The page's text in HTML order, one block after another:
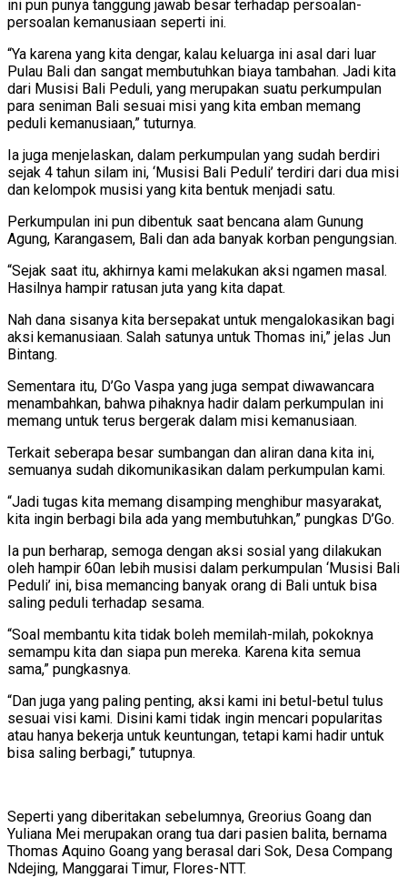
ini pun punya tanggung jawab besar terhadap persoalan-
persoalan kemanusiaan seperti ini.
“Ya karena yang kita dengar, kalau keluarga ini asal dari luar
Pulau Bali dan sangat membutuhkan biaya tambahan. Jadi kita
dari Musisi Bali Peduli, yang merupakan suatu perkumpulan
para seniman Bali sesuai misi yang kita emban memang
peduli kemanusiaan,” tuturnya.
Ia juga menjelaskan, dalam perkumpulan yang sudah berdiri
sejak 4 tahun silam ini, ‘Musisi Bali Peduli’ terdiri dari dua misi
dan kelompok musisi yang kita bentuk menjadi satu.
Perkumpulan ini pun dibentuk saat bencana alam Gunung
Agung, Karangasem, Bali dan ada banyak korban pengungsian.
“Sejak saat itu, akhirnya kami melakukan aksi ngamen masal.
Hasilnya hampir ratusan juta yang kita dapat.
Nah dana sisanya kita bersepakat untuk mengalokasikan bagi
aksi kemanusiaan. Salah satunya untuk Thomas ini,” jelas Jun
Bintang.
Sementara itu, D’Go Vaspa yang juga sempat diwawancara
menambahkan, bahwa pihaknya hadir dalam perkumpulan ini
memang untuk terus bergerak dalam misi kemanusiaan.
Terkait seberapa besar sumbangan dan aliran dana kita ini,
semuanya sudah dikomunikasikan dalam perkumpulan kami.
“Jadi tugas kita memang disamping menghibur masyarakat,
kita ingin berbagi bila ada yang membutuhkan,” pungkas D’Go.
Ia pun berharap, semoga dengan aksi sosial yang dilakukan
oleh hampir 60an lebih musisi dalam perkumpulan ‘Musisi Bali
Peduli’ ini, bisa memancing banyak orang di Bali untuk bisa
saling peduli terhadap sesama.
“Soal membantu kita tidak boleh memilah-milah, pokoknya
semampu kita dan siapa pun mereka. Karena kita semua
sama,” pungkasnya.
“Dan juga yang paling penting, aksi kami ini betul-betul tulus
sesuai visi kami. Disini kami tidak ingin mencari popularitas
atau hanya bekerja untuk keuntungan, tetapi kami hadir untuk
bisa saling berbagi,” tutupnya.
Seperti yang diberitakan sebelumnya, Greorius Goang dan
Yuliana Mei merupakan orang tua dari pasien balita, bernama
Thomas Aquino Goang yang berasal dari Sok, Desa Compang
Ndejing, Manggarai Timur, Flores-NTT.